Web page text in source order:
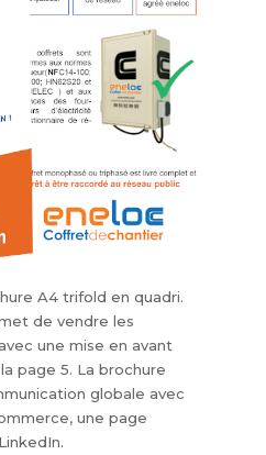
A4 trifold en quadri.
de vendre les
une mise en avant
page 5. La brochure
globale avec
une page